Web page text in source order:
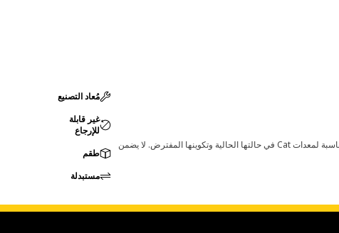
قد تؤدي أي تغييرات في ضبط الشركة المصنعة إلى عدم ملاءمة المنتج لمعدات Cat لديك. يرجى استشارة وكيل Cat لديك قبل الشراء للتأكد من أن هذه القطعة مناسبة لمعدات Cat في حالتها الحالية وتكوينها المفترض. لا يضمن
مُعاد التصنيع
غير قابلة
للإرجاع
طقم
مستبدلة